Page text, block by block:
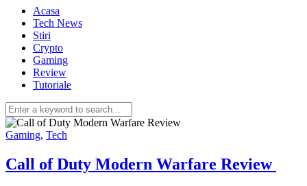
Acasa
Tech News
Stiri
Crypto
Gaming
Review
Tutoriale
Gaming, Tech
Call of Duty Modern Warfare Review